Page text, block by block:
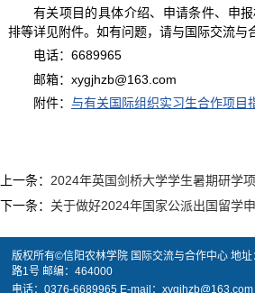
有关项目的具体介绍、申请条件、申
排等详见附件。如有问题，请与国际交流与
电话：6689965
邮箱：xygjhzb@163.com
附件： 与有关国际组织实习生合作项目
上一条： 2024年英国剑桥大学学生暑期研学
下一条： 关于做好2024年国家公派出国留学
版权所有©信阳农林学院 国际交流与合作中心 地
路1号 邮编：464000
电话：0376-6689965 E-mail：xygjhzb@163.com